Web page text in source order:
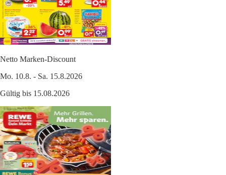
Netto Marken-Discount
Mo. 10.8. - Sa. 15.8.2026
Gültig bis 15.08.2026